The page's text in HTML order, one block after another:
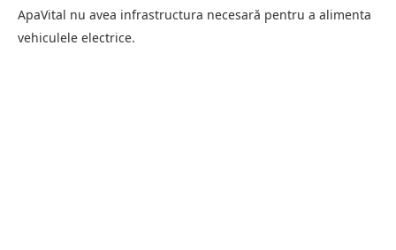
ApaVital nu avea infrastructura necesară pentru a alimenta
vehiculele electrice.